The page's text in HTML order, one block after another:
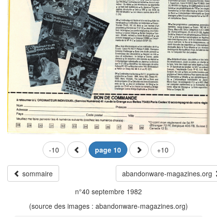
-10 page 10 +10
sommaire
abandonware-magazines.org
n°40 septembre 1982
(source des images : abandonware-magazines.org)